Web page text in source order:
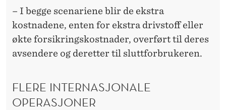
– I begge scenariene blir de ekstra
kostnadene, enten for ekstra drivstoff eller
økte forsikringskostnader, overført til deres
avsendere og deretter til sluttforbrukeren.
FLERE INTERNASJONALE
OPERASJONER